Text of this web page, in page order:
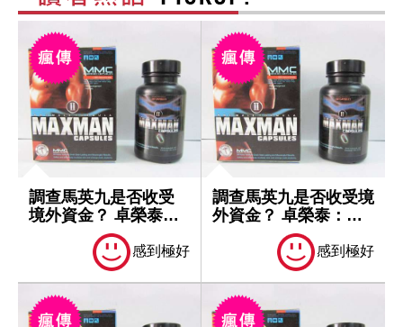
調查馬英九是否收受
境外資金？ 卓榮泰：
一切依法處理
感到極好
調查馬英九是否收受境
外資金？ 卓榮泰：一
切依法處理
感到極好